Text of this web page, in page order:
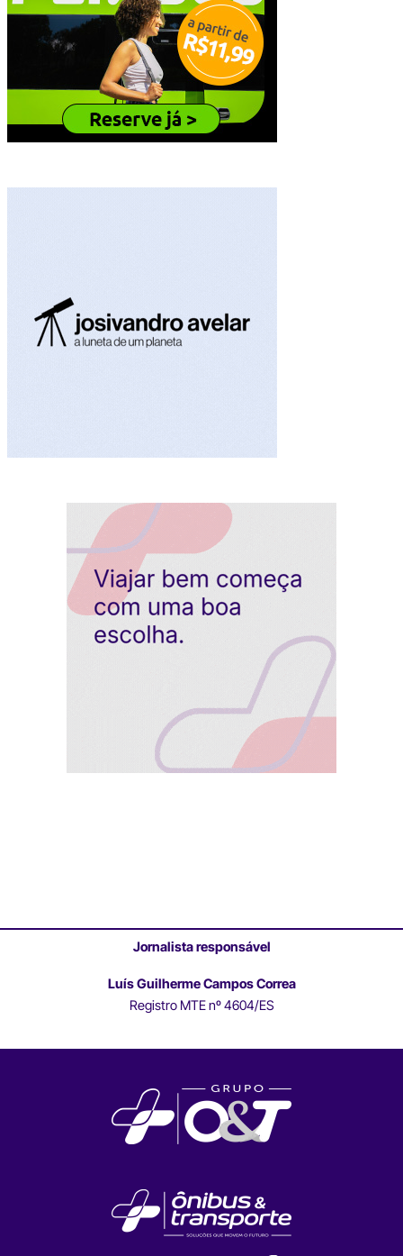
Jornalista responsável
Luís Guilherme Campos Correa
Registro MTE nº 4604/ES